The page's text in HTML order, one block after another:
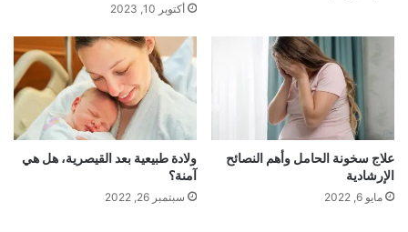
أكتوبر 10, 2023
علاج سخونة الحامل وأهم النصائح
الإرشادية
مايو 6, 2022
ولادة طبيعية بعد القيصرية، هل هي
آمنة؟
سبتمبر 26, 2022